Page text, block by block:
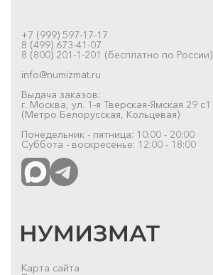
+7 (999) 597-17-17
8 (499) 673-41-07
8 (800) 201-1-201 (бесплатно по России)
info@numizmat.ru
Выдача заказов:
г. Москва, ул. 1-я Тверская-Ямская 29 с1
(Метро Белорусская, Кольцевая)
Понедельник - пятница: 10:00 - 20:00
Суббота - воскресенье: 12:00 - 18:00
Карта сайта